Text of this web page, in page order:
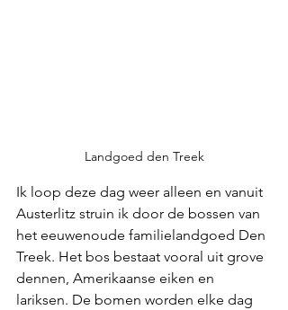
Landgoed den Treek
Ik loop deze dag weer alleen en vanuit
Austerlitz struin ik door de bossen van
het eeuwenoude familielandgoed Den
Treek. Het bos bestaat vooral uit grove
dennen, Amerikaanse eiken en
lariksen. De bomen worden elke dag